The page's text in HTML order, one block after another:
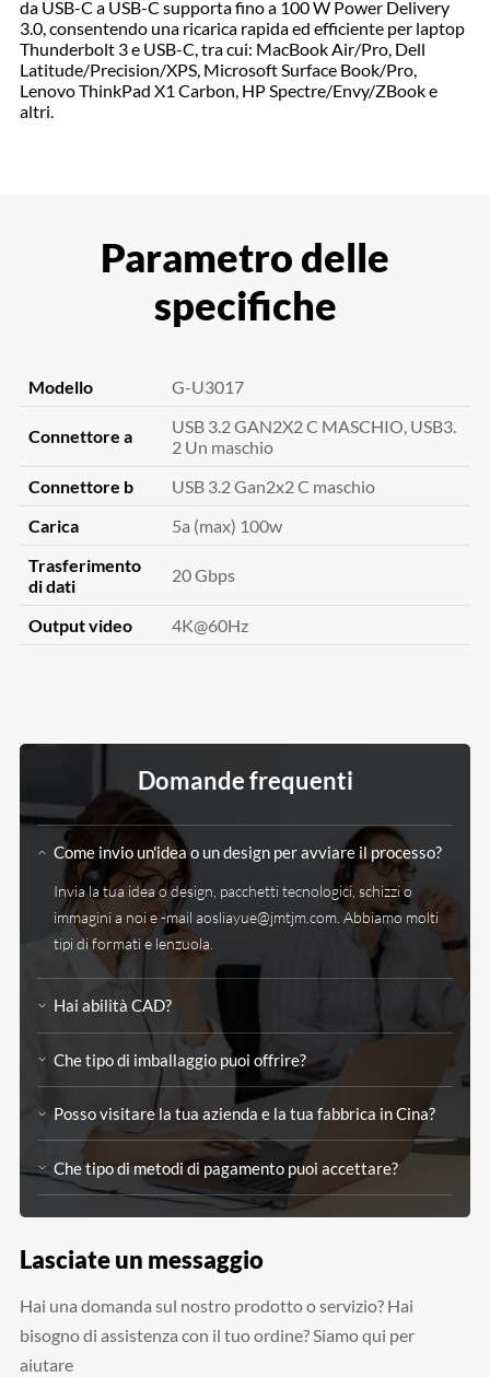
da USB-C a USB-C supporta fino a 100 W Power Delivery
3.0, consentendo una ricarica rapida ed efficiente per laptop
Thunderbolt 3 e USB-C, tra cui: MacBook Air/Pro, Dell
Latitude/Precision/XPS, Microsoft Surface Book/Pro,
Lenovo ThinkPad X1 Carbon, HP Spectre/Envy/ZBook e
altri.
Parametro delle
specifiche
Modello G-U3017
Connettore a
USB 3.2 GAN2X2 C MASCHIO, USB3.
2 Un maschio
Connettore b
USB 3.2 Gan2x2 C maschio
Carica
5a (max) 100w
Trasferimento
di dati
20 Gbps
Output video 4K@60Hz
Domande frequenti
Come invio un'idea o un design per avviare il processo?
Invia la tua idea o design, pacchetti tecnologici, schizzi o
immagini a noi e -mailaosliayue@jmtjm.com . Abbiamo molti
tipi di formati e lenzuola.
Hai abilità CAD?
Che tipo di imballaggio puoi offrire?
Posso visitare la tua azienda e la tua fabbrica in Cina?
Che tipo di metodi di pagamento puoi accettare?
Lasciate un messaggio
Hai una domanda sul nostro prodotto o servizio? Hai
bisogno di assistenza con il tuo ordine? Siamo qui per
aiutare